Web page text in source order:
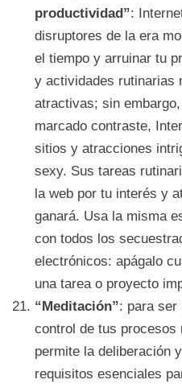
productividad”:
disruptores de la era
el tiempo y arruinar tu
y actividades rutinarias
atractivas; sin
marcado contraste,
sitios y atracciones
sexy. Sus tareas
la web por tu interés y
ganará. Usa la misma
con todos los
electrónicos: apágalo
una tarea o proyecto
“Meditación”: para ser
control de tus procesos
permite la deliberación
requisitos esenciales